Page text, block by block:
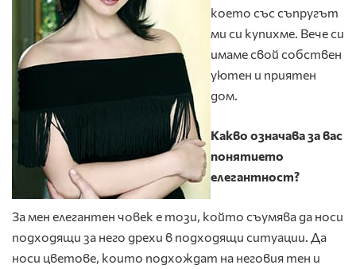
което със съпругът
ми си купихме. Вече си
имаме свой собствен
уютен и приятен
дом.
Какво означава за вас
понятието
елегантност?
За мен елегантен човек е този, който съумява да носи
подходящи за него дрехи в подходящи ситуации. Да
носи цветове, които подхождат на неговия тен и